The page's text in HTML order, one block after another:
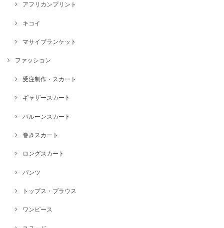
アフリカンプリント
キコイ
マサイブランケット
ファッション
受注制作・スカート
ギャザースカート
バルーンスカート
巻きスカート
ロングスカート
パンツ
トップス・ブラウス
ワンピース